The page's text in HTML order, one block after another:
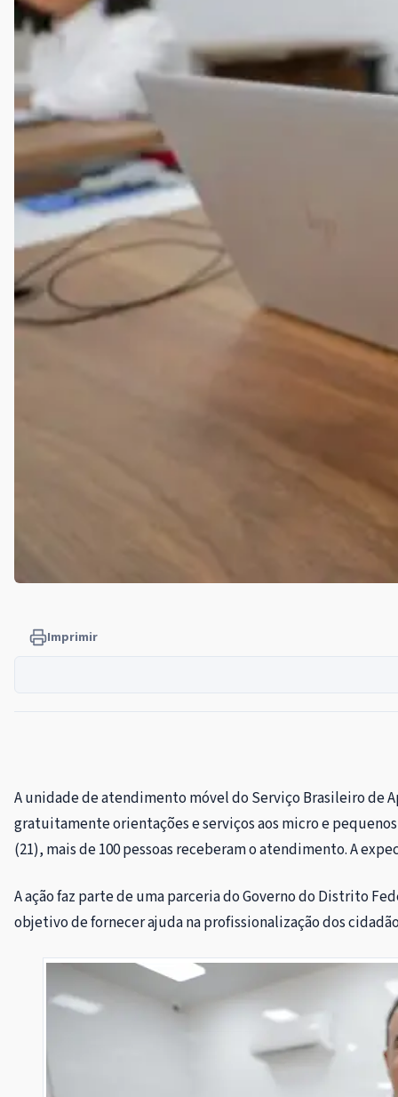
Imprimir
A unidade de atendimento móvel do Serviço Brasileiro de
gratuitamente orientações e serviços aos micro e
(21), mais de 100 pessoas receberam o atendimento. A
A ação faz parte de uma parceria do Governo do Distrito
objetivo de fornecer ajuda na profissionalização dos